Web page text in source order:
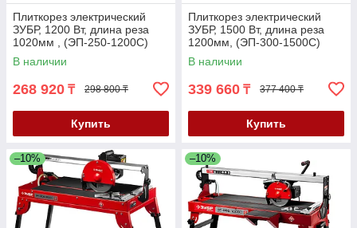
Плиткорез электрический
ЗУБР, 1200 Вт, длина реза
1020мм , (ЭП-250-1200С)
В наличии
268 920 ₸ 298 800 ₸
Купить
Плиткорез электрический
ЗУБР, 1500 Вт, длина реза
1200мм, (ЭП-300-1500C)
В наличии
339 660 ₸ 377 400 ₸
Купить
–10% –10%